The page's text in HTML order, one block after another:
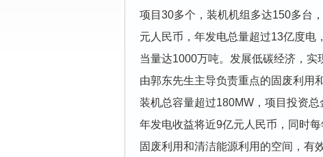
项目30多个，装机机组多达150多台
元人民币，年发电总量超过13亿度电
当量达1000万吨。发展低碳经济，实
由郭东先生主导负责重点的固废利用
装机总容量超过180MW，项目投资
年发电收益将近9亿元人民币，同时
固废利用和清洁能源利用的空间，有